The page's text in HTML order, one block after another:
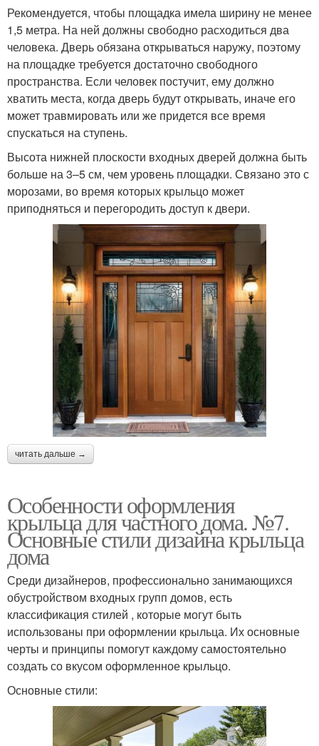
Рекомендуется, чтобы площадка имела ширину не менее
1,5 метра. На ней должны свободно расходиться два
человека. Дверь обязана открываться наружу, поэтому
на площадке требуется достаточно свободного
пространства. Если человек постучит, ему должно
хватить места, когда дверь будут открывать, иначе его
может травмировать или же придется все время
спускаться на ступень.
Высота нижней плоскости входных дверей должна быть
больше на 3–5 см, чем уровень площадки. Связано это с
морозами, во время которых крыльцо может
приподняться и перегородить доступ к двери.
читать дальше →
Особенности оформления
крыльца для частного дома. №7.
Основные стили дизайна крыльца
дома
Среди дизайнеров, профессионально занимающихся
обустройством входных групп домов, есть
классификация стилей , которые могут быть
использованы при оформлении крыльца. Их основные
черты и принципы помогут каждому самостоятельно
создать со вкусом оформленное крыльцо.
Основные стили: